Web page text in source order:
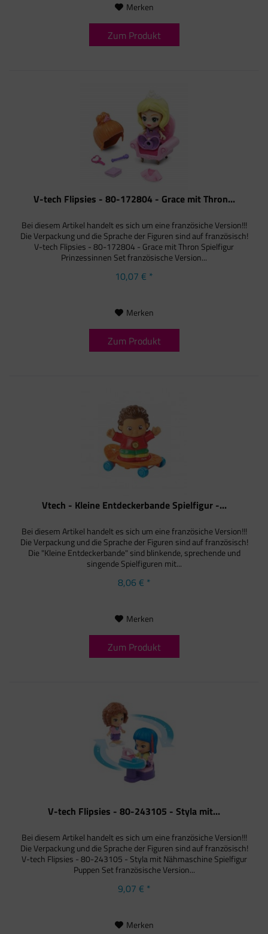
Merken
Zum Produkt
V-tech Flipsies - 80-172804 - Grace mit Thron...
Bei diesem Artikel handelt es sich um eine französiche Version!!!
Die Verpackung und die Sprache der Figuren sind auf französisch!
V-tech Flipsies - 80-172804 - Grace mit Thron Spielfigur
Prinzessinnen Set französische Version...
10,07 € *
Merken
Zum Produkt
Vtech - Kleine Entdeckerbande Spielfigur -...
Bei diesem Artikel handelt es sich um eine französiche Version!!!
Die Verpackung und die Sprache der Figuren sind auf französisch!
Die "Kleine Entdeckerbande" sind blinkende, sprechende und
singende Spielfiguren mit...
8,06 € *
Merken
Zum Produkt
V-tech Flipsies - 80-243105 - Styla mit...
Bei diesem Artikel handelt es sich um eine französiche Version!!!
Die Verpackung und die Sprache der Figuren sind auf französisch!
V-tech Flipsies - 80-243105 - Styla mit Nähmaschine Spielfigur
Puppen Set französische Version...
9,07 € *
Merken